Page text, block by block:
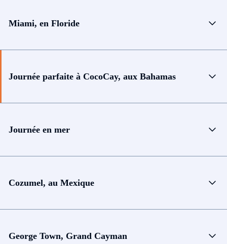
Miami, en Floride
Journée parfaite à CocoCay, aux Bahamas
Journée en mer
Cozumel, au Mexique
George Town, Grand Cayman